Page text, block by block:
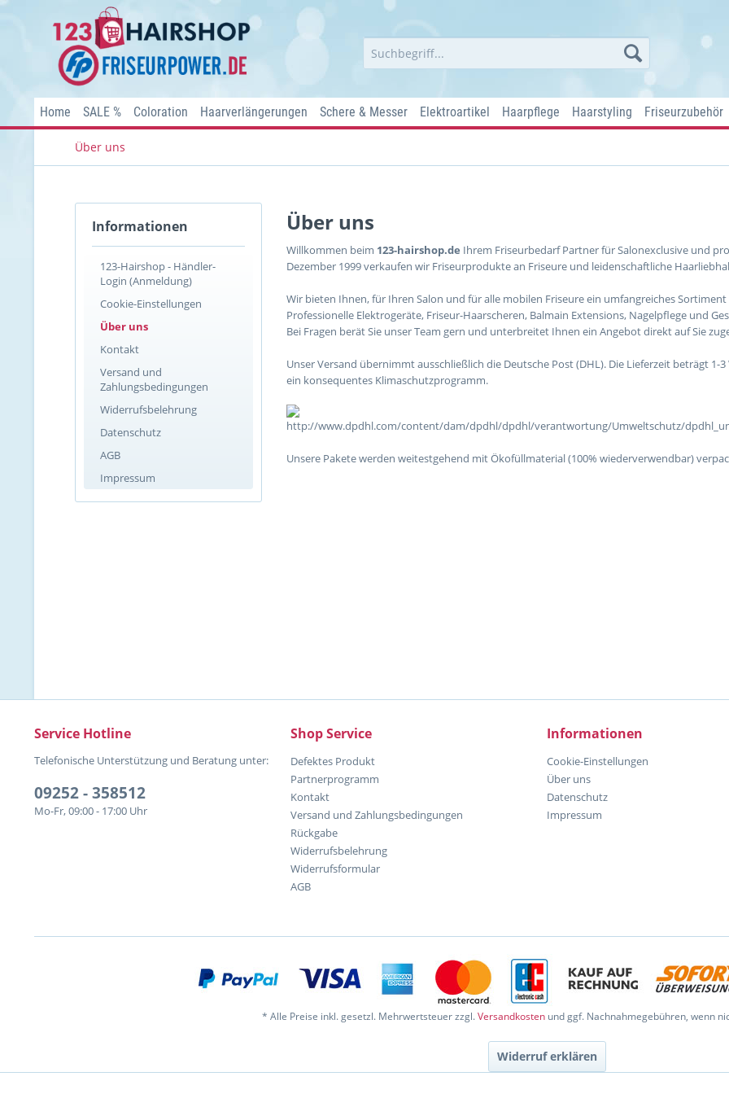
Home SALE % Coloration Haarverlängerungen Schere & Messer Elektroartikel Haarpflege Haarstyling Friseurzubehör
Über uns
Informationen
123-Hairshop - Händler-
Login (Anmeldung)
Cookie-Einstellungen
Über uns
Kontakt
Versand und
Zahlungsbedingungen
Widerrufsbelehrung
Datenschutz
AGB
Impressum
Über uns
Willkommen beim 123-hairshop.de Ihrem Friseurbedarf Partner für Salonexclusive und
Dezember 1999 verkaufen wir Friseurprodukte an Friseure und leidenschaftliche
Wir bieten Ihnen, für Ihren Salon und für alle mobilen Friseure ein umfangreiches
Professionelle Elektrogeräte, Friseur-Haarscheren, Balmain Extensions, Nagelpflege und
Bei Fragen berät Sie unser Team gern und unterbreitet Ihnen ein Angebot direkt auf Sie
Unser Versand übernimmt ausschließlich die Deutsche Post (DHL). Die Lieferzeit beträgt 1-
ein konsequentes Klimaschutzprogramm.
Unsere Pakete werden weitestgehend mit Ökofüllmaterial (100% wiederverwendbar)
Service Hotline
Telefonische Unterstützung und Beratung unter:
09252 - 358512
Mo-Fr, 09:00 - 17:00 Uhr
Shop Service
Defektes Produkt
Partnerprogramm
Kontakt
Versand und Zahlungsbedingungen
Rückgabe
Widerrufsbelehrung
Widerrufsformular
AGB
Informationen
Cookie-Einstellungen
Über uns
Datenschutz
Impressum
* Alle Preise inkl. gesetzl. Mehrwertsteuer zzgl.Versandkostenund ggf. Nachnahmegebühren, wenn
Widerruf erklären